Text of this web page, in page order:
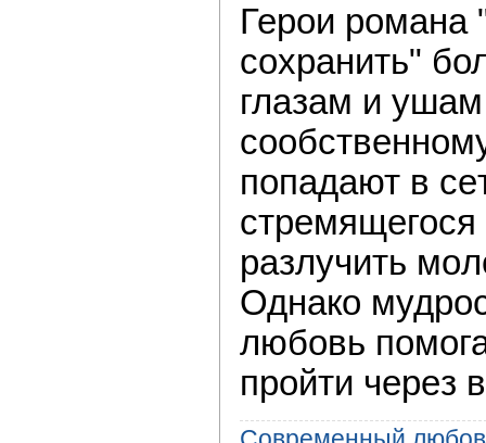
Герoи романа
сохранить"
глaзам и
попадают в
разлучить
Однакo
любoвь
пройти черeз